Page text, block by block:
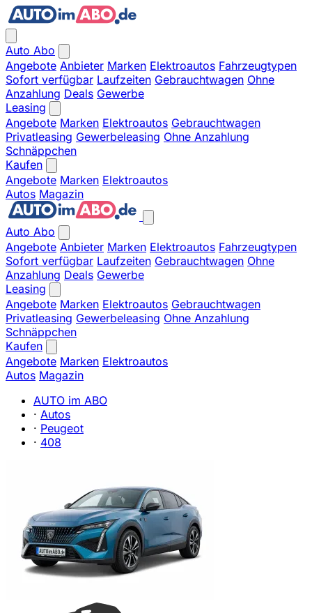
Auto Abo
Angebote Anbieter Marken Elektroautos Fahrzeugtypen
Sofort verfügbar Laufzeiten Gebrauchtwagen Ohne
Anzahlung Deals Gewerbe
Leasing
Angebote Marken Elektroautos Gebrauchtwagen
Privatleasing Gewerbeleasing Ohne Anzahlung
Schnäppchen
Kaufen
Angebote Marken Elektroautos
Autos Magazin
Auto Abo
Angebote Anbieter Marken Elektroautos Fahrzeugtypen
Sofort verfügbar Laufzeiten Gebrauchtwagen Ohne
Anzahlung Deals Gewerbe
Leasing
Angebote Marken Elektroautos Gebrauchtwagen
Privatleasing Gewerbeleasing Ohne Anzahlung
Schnäppchen
Kaufen
Angebote Marken Elektroautos
Autos Magazin
AUTO im ABO
· Autos
· Peugeot
· 408